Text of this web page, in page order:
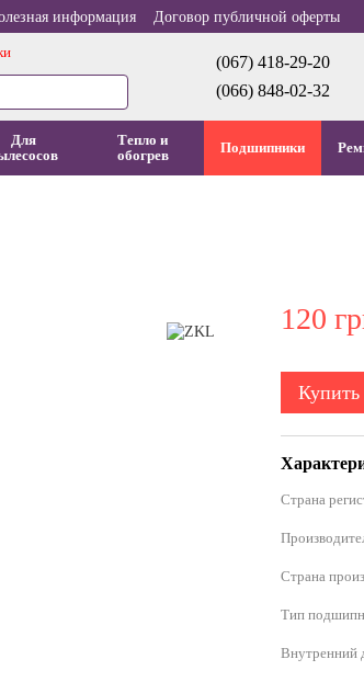
информация Договор публичной оферты
(067) 418-29-20
(066) 848-02-32
Для
Тепло и
обогрев
Подшипники
120
Купить
Страна
Страна
Тип
Внутренний